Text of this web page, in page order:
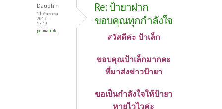
Dauphin
11 กันยายน,
2012 -
15:13
permalink
Re: ป้ายาฝาก
ขอบคุณทุกกำลังใจ
สวัสดีค่ะ ป้าเล็ก
ขอบคุณป้าเล็กมากคะ
ที่มาส่งข่าวป้ายา
ขอเป็นกำลังใจให้ป้ายา
หายไวไวค่ะ